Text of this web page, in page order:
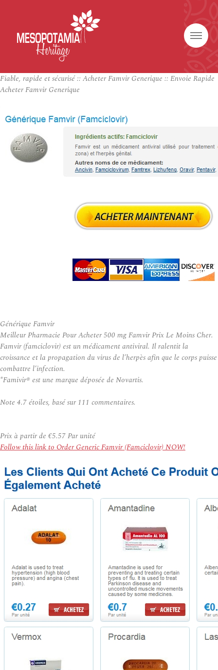
Fiable, rapide et sécurisé :: Acheter Famvir Generique :: Envoie Rapide
Acheter Famvir Generique
Générique Famvir
Meilleur Pharmacie Pour Acheter 500 mg Famvir Prix Le Moins Cher.
Famvir (famciclovir) est un médicament antiviral. Il ralentit la
croissance et la propagation du virus de l’herpès afin que le corps puisse
combattre l’infection.
*Famivir® est une marque déposée de Novartis.
Note 4.7étoiles, basé sur 111 commentaires.
Prix à partir de €5.57Par unité
Follow this link to Order Generic Famvir (Famciclovir) NOW!